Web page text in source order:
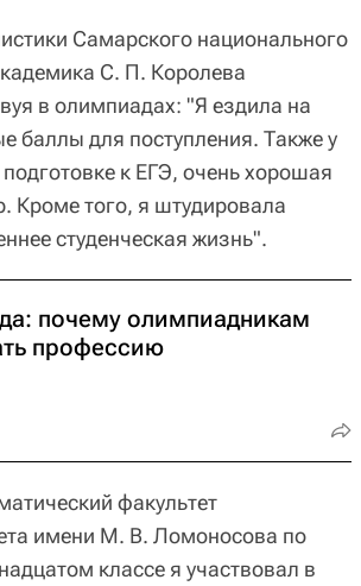
Самарского национального
С. П. Королева
в олимпиадах: "Я ездила на
баллы для поступления. Также у
к ЕГЭ, очень хорошая
Кроме того, я штудировала
студенческая жизнь".
почему олимпиадникам
профессию
факультет
имени М. В. Ломоносова по
классе я участвовал в